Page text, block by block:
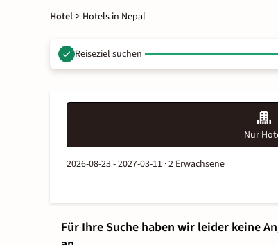
Hotel Hotels in Nepal
Reiseziel suchen
Nur
2026-08-23 - 2027-03-11 ·2 Erwachsene
Für Ihre Suche haben wir leider keine